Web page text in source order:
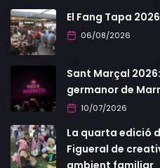
El Fang Tapa
06/08/2026
Sant Marçal
germanor de
10/07/2026
La quarta edició
Figueral de
ambient familiar